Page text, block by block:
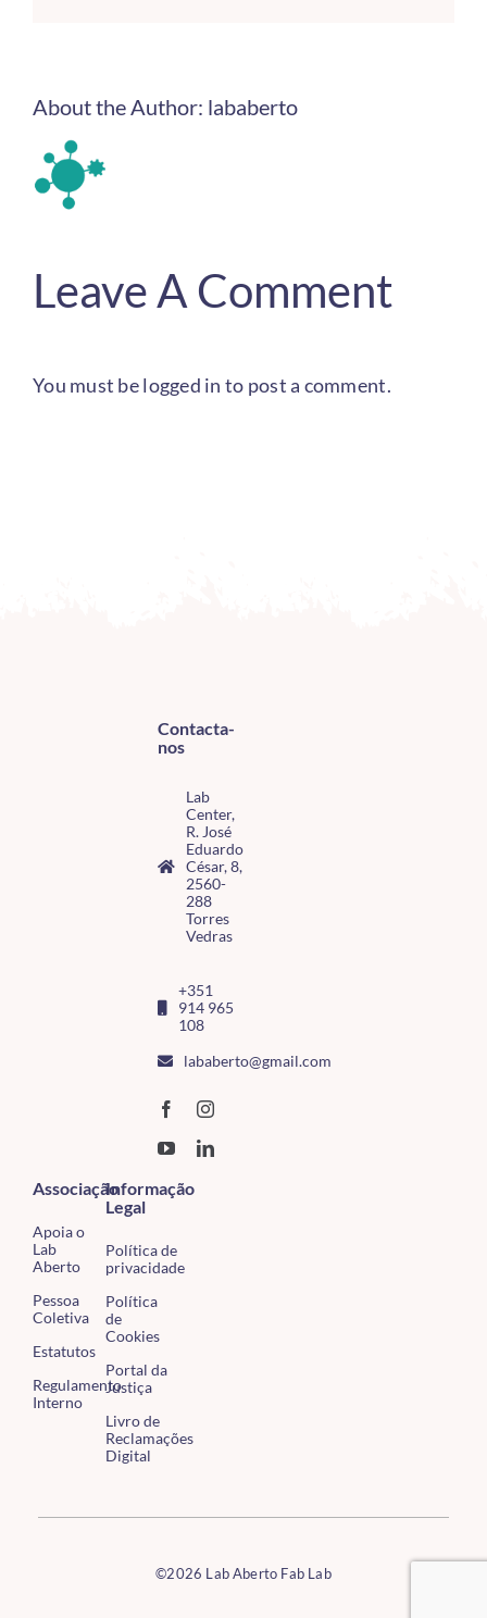
About the Author: lababerto
Leave A Comment
You must belogged in to post a comment.
Contacta-
nos
Lab
Center,
R. José
Eduardo
César, 8,
2560-
288
Torres
Vedras
+351
914 965
108
lababerto@gmail.com
Associação
Apoia o
Lab
Aberto
Pessoa
Coletiva
Estatutos
Regulamento
Interno
Informação
Legal
Política de
privacidade
Política
de
Cookies
Portal da
Justiça
Livro de
Reclamações
Digital
©2026 Lab Aberto Fab Lab